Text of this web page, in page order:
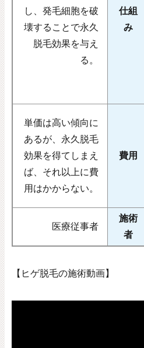
し、発毛細胞を破
壊することで永久
脱毛効果を与え
る。
仕組
み
単価は高い傾向に
あるが、永久脱毛
効果を得てしまえ
ば、それ以上に費
用はかからない。
費用
医療従事者
施術
者
【ヒゲ脱毛の施術動画】